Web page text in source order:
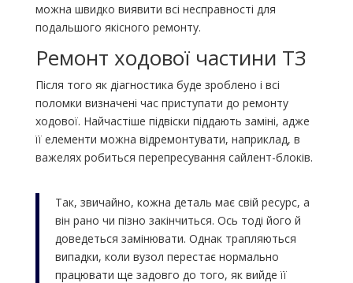
можна швидко виявити всі несправності для
подальшого якісного ремонту.
Ремонт ходової частини ТЗ
Після того як діагностика буде зроблено і всі
поломки визначені час приступати до ремонту
ходової. Найчастіше підвіски піддають заміні, адже
її елементи можна відремонтувати, наприклад, в
важелях робиться перепресування сайлент-блоків.
Так, звичайно, кожна деталь має свій ресурс, а
він рано чи пізно закінчиться. Ось тоді його й
доведеться замінювати. Однак трапляються
випадки, коли вузол перестає нормально
працювати ще задовго до того, як вийде її